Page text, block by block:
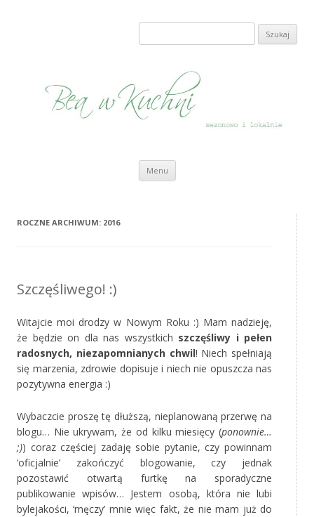
Szukaj:
Menu Przeskocz do treści
ROCZNE ARCHIWUM: 2016
Szczęśliwego! :)
Witajcie moi drodzy w Nowym Roku :) Mam nadzieję,
że będzie on dla nas wszystkich szczęśliwy i pełen
radosnych, niezapomnianych chwil! Niech spełniają
się marzenia, zdrowie dopisuje i niech nie opuszcza nas
pozytywna energia :)
Wybaczcie proszę tę dłuższą, nieplanowaną przerwę na
blogu… Nie ukrywam, że od kilku miesięcy (ponownie…
;)) coraz częściej zadaję sobie pytanie, czy powinnam
‘oficjalnie’ zakończyć blogowanie, czy jednak
pozostawić otwartą furtkę na sporadyczne
publikowanie wpisów… Jestem osobą, która nie lubi
bylejakości, ‘męczy’ mnie więc fakt, że nie mam już do